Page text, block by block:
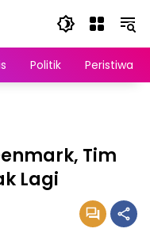
Politik Peristiwa
Tim
Lagi